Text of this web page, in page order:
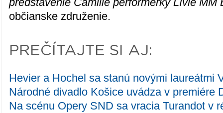
občianske združenie.
PREČÍTAJTE SI AJ:
Hevier a Hochel sa stanú novými laureátmi
Národné divadlo Košice uvádza v premiére
Na scénu Opery SND sa vracia Turandot v